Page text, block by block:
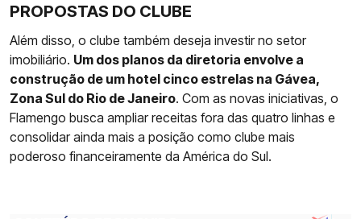
PROPOSTAS DO CLUBE
Além disso, o clube também deseja investir no setor
imobiliário. Um dos planos da diretoria envolve a
construção de um hotel cinco estrelas na Gávea,
Zona Sul do Rio de Janeiro. Com as novas iniciativas, o
Flamengo busca ampliar receitas fora das quatro linhas e
consolidar ainda mais a posição como clube mais
poderoso financeiramente da América do Sul.